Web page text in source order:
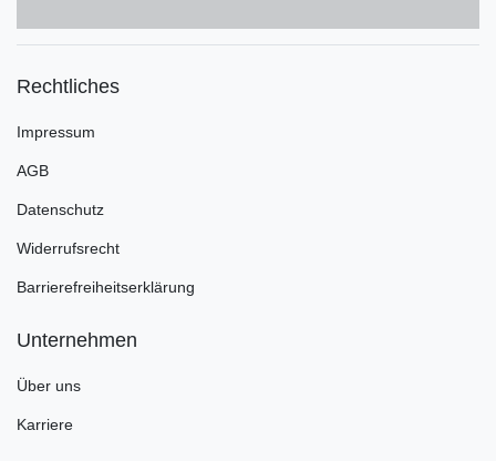
Rechtliches
Impressum
AGB
Datenschutz
Widerrufsrecht
Barrierefreiheitserklärung
Unternehmen
Über uns
Karriere